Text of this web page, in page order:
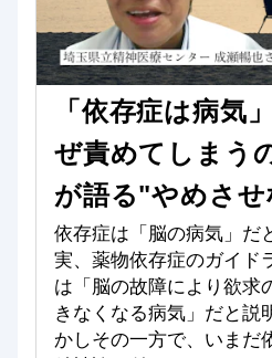
「依存症は病気
ぜ責めてしまう
が語る"やめさ
依存症は「脳の病気」だ
実、薬物依存症のガイド
は「脳の故障により欲求
きなくなる病気」だと
かしその一方で、いまだ